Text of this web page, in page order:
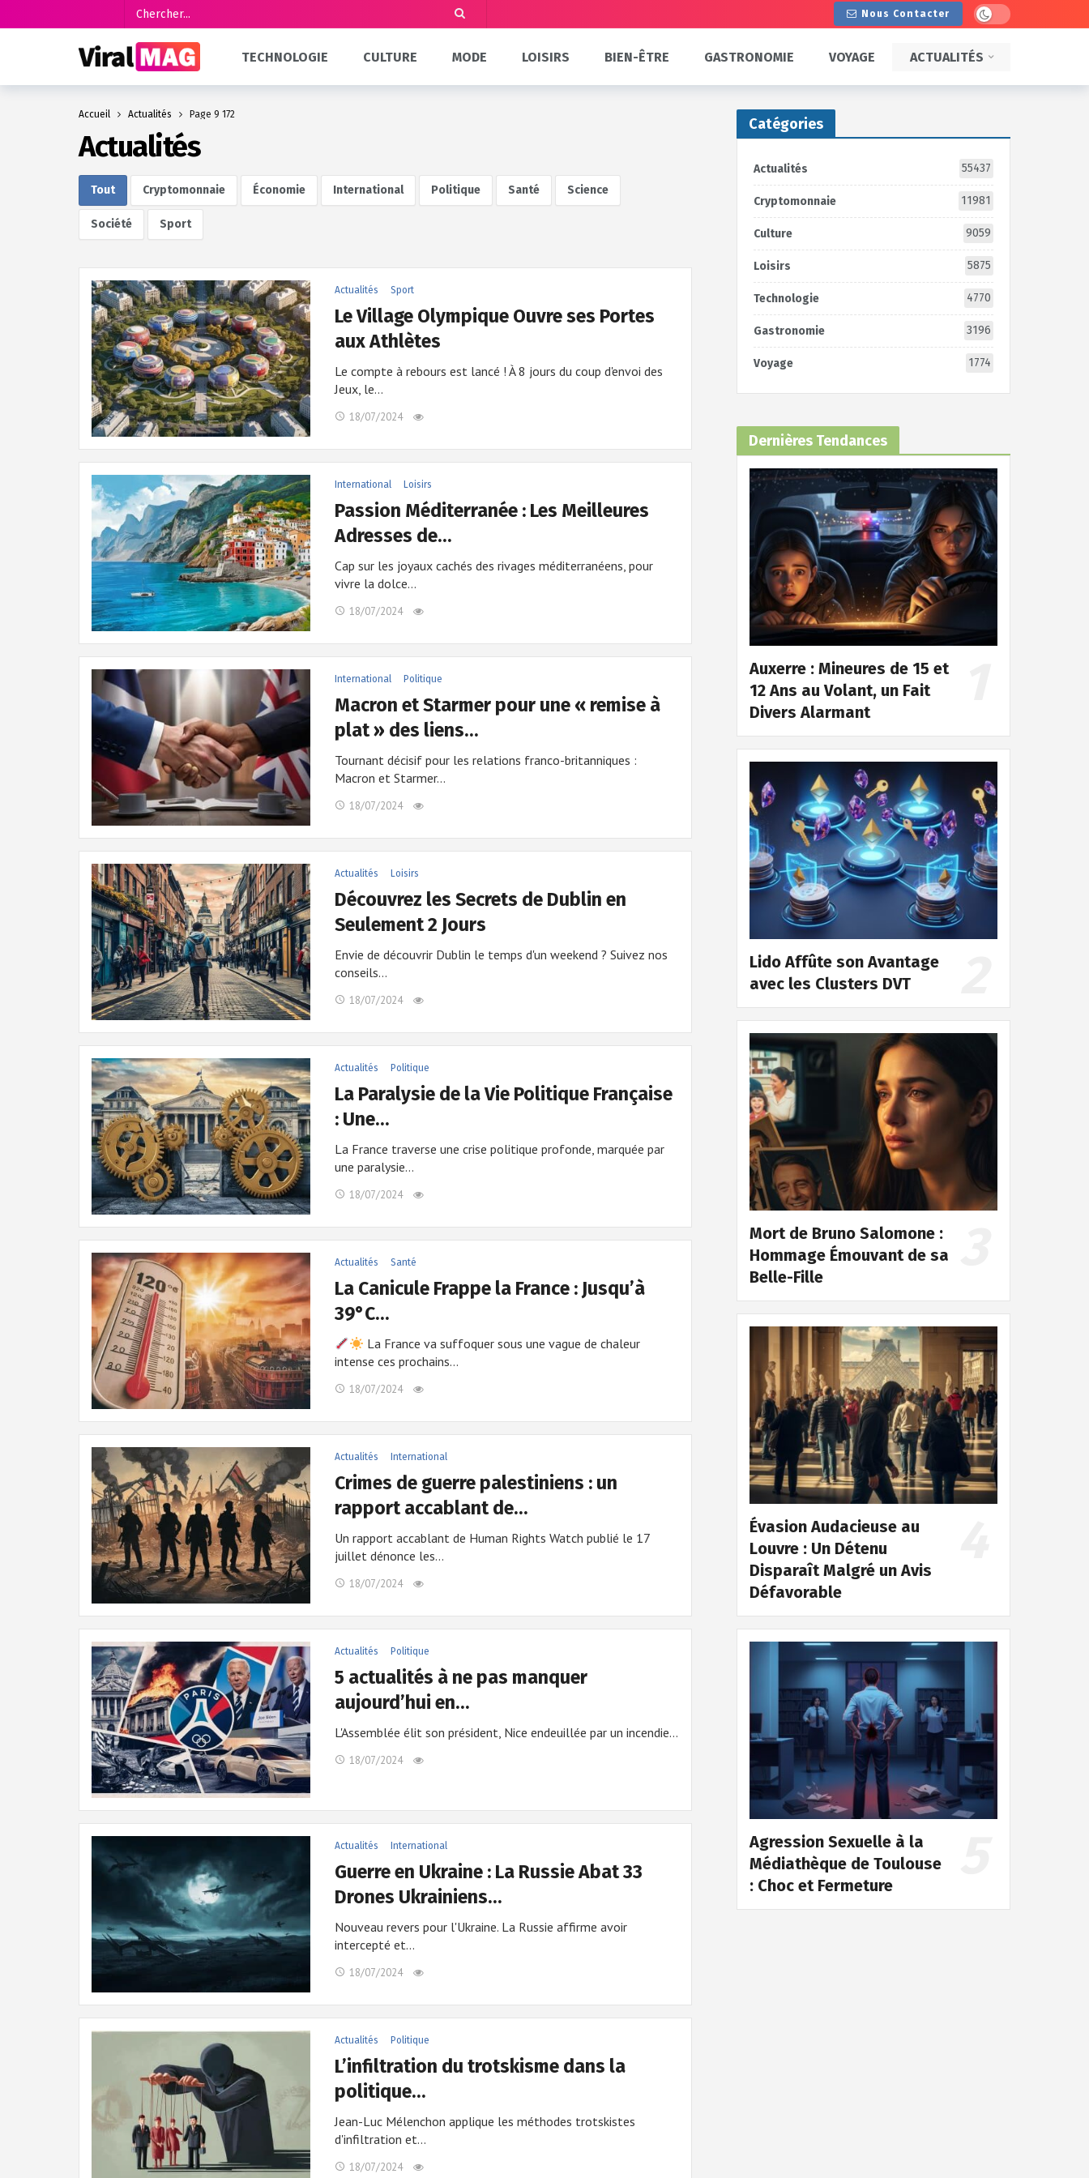
Nous Contacter Dark mode
TECHNOLOGIE CULTURE MODE LOISIRS BIEN-ÊTRE GASTRONOMIE VOYAGE ACTUALITÉS
Accueil Actualités Page 9 172
Actualités
Tout Cryptomonnaie Économie International Politique Santé Science
Société Sport
Actualités Sport
Le Village Olympique Ouvre ses Portes
aux Athlètes
Le compte à rebours est lancé ! À 8 jours du coup d'envoi des
Jeux, le…
18/07/2024
International Loisirs
Passion Méditerranée : Les Meilleures
Adresses de…
Cap sur les joyaux cachés des rivages méditerranéens, pour
vivre la dolce…
18/07/2024
International Politique
Macron et Starmer pour une « remise à
plat » des liens…
Tournant décisif pour les relations franco-britanniques :
Macron et Starmer…
18/07/2024
Actualités Loisirs
Découvrez les Secrets de Dublin en
Seulement 2 Jours
Envie de découvrir Dublin le temps d'un weekend ? Suivez nos
conseils…
18/07/2024
Actualités Politique
La Paralysie de la Vie Politique Française
: Une…
La France traverse une crise politique profonde, marquée par
une paralysie…
18/07/2024
Actualités Santé
La Canicule Frappe la France : Jusqu’à
39°C…
La France va suffoquer sous une vague de chaleur
intense ces prochains…
18/07/2024
Actualités International
Crimes de guerre palestiniens : un
rapport accablant de…
Un rapport accablant de Human Rights Watch publié le 17
juillet dénonce les…
18/07/2024
Actualités Politique
5 actualités à ne pas manquer
aujourd’hui en…
L'Assemblée élit son président, Nice endeuillée par un incendie…
18/07/2024
Actualités International
Guerre en Ukraine : La Russie Abat 33
Drones Ukrainiens…
Nouveau revers pour l'Ukraine. La Russie affirme avoir
intercepté et…
18/07/2024
Actualités Politique
L’infiltration du trotskisme dans la
politique…
Jean-Luc Mélenchon applique les méthodes trotskistes
d'infiltration et…
18/07/2024
Catégories
Actualités 55437
Cryptomonnaie 11981
Culture 9059
Loisirs 5875
Technologie 4770
Gastronomie 3196
Voyage 1774
Dernières Tendances
Auxerre : Mineures de 15 et
12 Ans au Volant, un Fait
Divers Alarmant
Lido Affûte son Avantage
avec les Clusters DVT
Mort de Bruno Salomone :
Hommage Émouvant de sa
Belle-Fille
Évasion Audacieuse au
Louvre : Un Détenu
Disparaît Malgré un Avis
Défavorable
Agression Sexuelle à la
Médiathèque de Toulouse
: Choc et Fermeture